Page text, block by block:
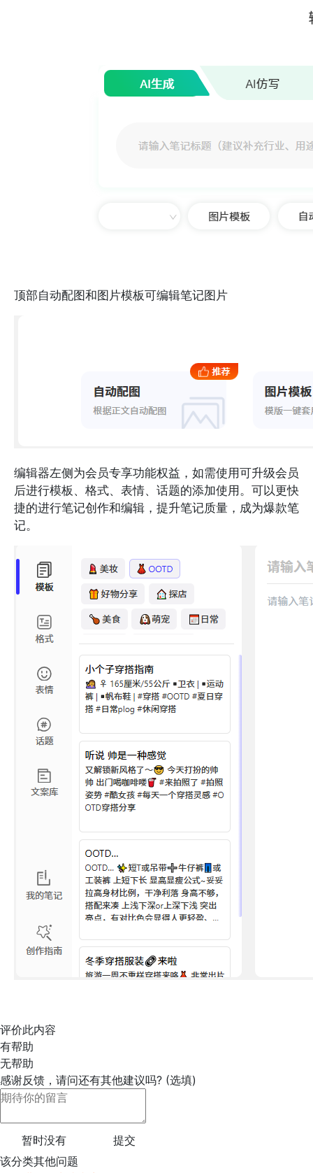
顶部自动配图和图片模板可编辑笔记图片
编辑器左侧为会员专享功能权益，如需使用可升级会员
后进行模板、格式、表情、话题的添加使用。可以更快
捷的进行笔记创作和编辑，提升笔记质量，成为爆款笔
记。
评价此内容
有帮助
无帮助
感谢反馈，请问还有其他建议吗? (选填)
暂时没有
提交
该分类其他问题